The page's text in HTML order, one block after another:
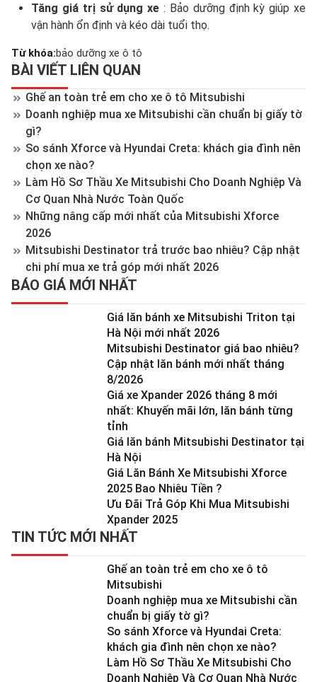
Tăng giá trị sử dụng xe : Bảo dưỡng định kỳ giúp xe
vận hành ổn định và kéo dài tuổi thọ.
Từ khóa:bảo dưỡng xe ô tô
BÀI VIẾT LIÊN QUAN
Ghế an toàn trẻ em cho xe ô tô Mitsubishi
Doanh nghiệp mua xe Mitsubishi cần chuẩn bị giấy tờ
gì?
So sánh Xforce và Hyundai Creta: khách gia đình nên
chọn xe nào?
Làm Hồ Sơ Thầu Xe Mitsubishi Cho Doanh Nghiệp Và
Cơ Quan Nhà Nước Toàn Quốc
Những nâng cấp mới nhất của Mitsubishi Xforce
2026
Mitsubishi Destinator trả trước bao nhiêu? Cập nhật
chi phí mua xe trả góp mới nhất 2026
BÁO GIÁ MỚI NHẤT
Giá lăn bánh xe Mitsubishi Triton tại
Hà Nội mới nhất 2026
Mitsubishi Destinator giá bao nhiêu?
Cập nhật lăn bánh mới nhất tháng
8/2026
Giá xe Xpander 2026 tháng 8 mới
nhất: Khuyến mãi lớn, lăn bánh từng
tỉnh
Giá lăn bánh Mitsubishi Destinator tại
Hà Nội
Giá Lăn Bánh Xe Mitsubishi Xforce
2025 Bao Nhiêu Tiền ?
Ưu Đãi Trả Góp Khi Mua Mitsubishi
Xpander 2025
TIN TỨC MỚI NHẤT
Ghế an toàn trẻ em cho xe ô tô
Mitsubishi
Doanh nghiệp mua xe Mitsubishi cần
chuẩn bị giấy tờ gì?
So sánh Xforce và Hyundai Creta:
khách gia đình nên chọn xe nào?
Làm Hồ Sơ Thầu Xe Mitsubishi Cho
Doanh Nghiệp Và Cơ Quan Nhà Nước